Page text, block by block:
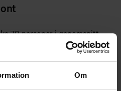
Om
70 personer i genomsnitt.
möten och deltar i
att arbetet utförs
målen nås. Den stora
redan flera år tidigare.